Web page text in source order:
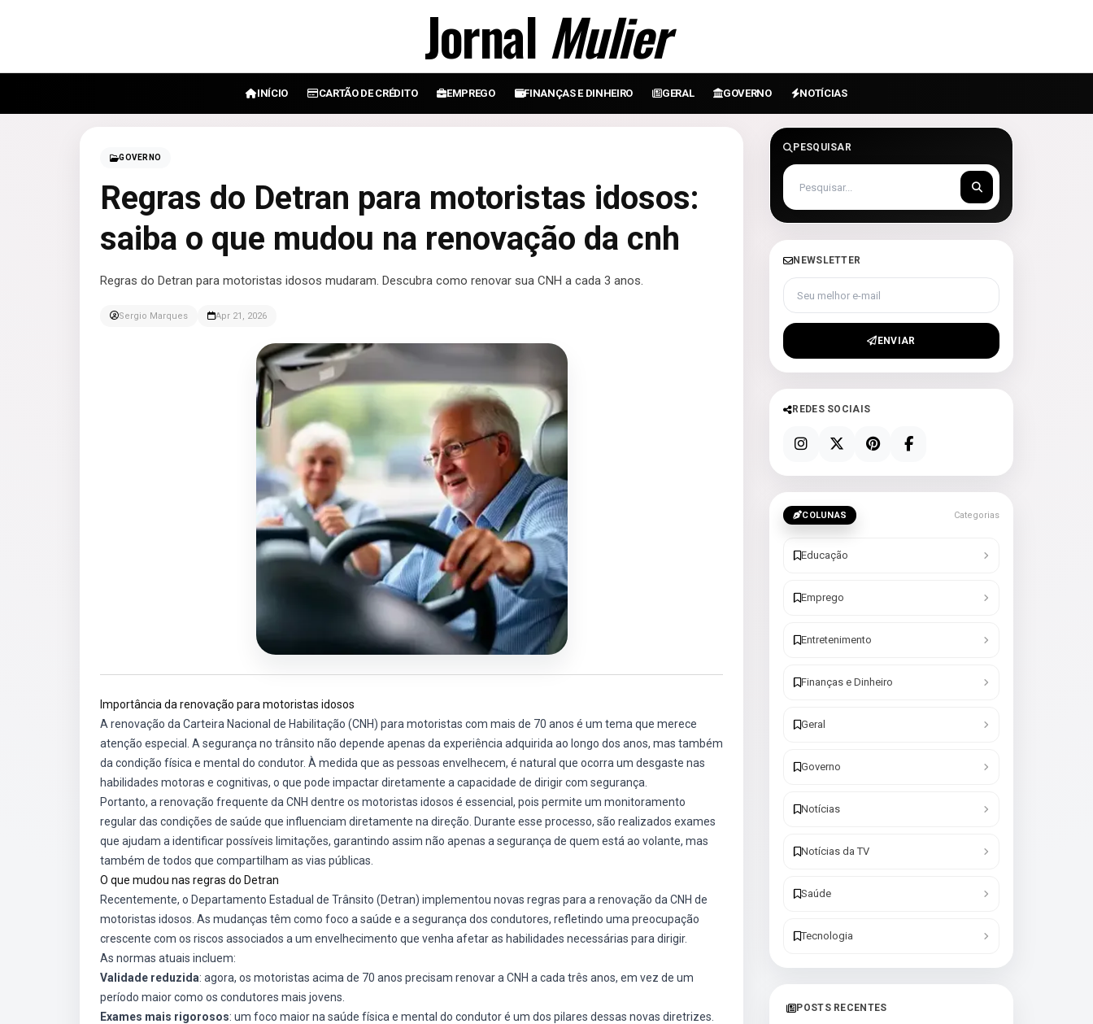
Jornal Mulier
INÍCIO CARTÃO DE CRÉDITO EMPREGO FINANÇAS E DINHEIRO GERAL GOVERNO NOTÍCIAS
GOVERNO
Regras do Detran para motoristas idosos:
saiba o que mudou na renovação da cnh
Regras do Detran para motoristas idosos mudaram. Descubra como renovar sua CNH a cada 3 anos.
Sergio Marques Apr 21, 2026
Importância da renovação para motoristas idosos
A renovação da Carteira Nacional de Habilitação (CNH) para motoristas com mais de 70 anos é um tema que merece
atenção especial. A segurança no trânsito não depende apenas da experiência adquirida ao longo dos anos, mas também
da condição física e mental do condutor. À medida que as pessoas envelhecem, é natural que ocorra um desgaste nas
habilidades motoras e cognitivas, o que pode impactar diretamente a capacidade de dirigir com segurança.
Portanto, a renovação frequente da CNH dentre os motoristas idosos é essencial, pois permite um monitoramento
regular das condições de saúde que influenciam diretamente na direção. Durante esse processo, são realizados exames
que ajudam a identificar possíveis limitações, garantindo assim não apenas a segurança de quem está ao volante, mas
também de todos que compartilham as vias públicas.
O que mudou nas regras do Detran
Recentemente, o Departamento Estadual de Trânsito (Detran) implementou novas regras para a renovação da CNH de
motoristas idosos. As mudanças têm como foco a saúde e a segurança dos condutores, refletindo uma preocupação
crescente com os riscos associados a um envelhecimento que venha afetar as habilidades necessárias para dirigir.
As normas atuais incluem:
Validade reduzida: agora, os motoristas acima de 70 anos precisam renovar a CNH a cada três anos, em vez de um
período maior como os condutores mais jovens.
Exames mais rigorosos: um foco maior na saúde física e mental do condutor é um dos pilares dessas novas diretrizes.
PESQUISAR
NEWSLETTER
Seu melhor e-mail
ENVIAR
REDES SOCIAIS
COLUNAS Categorias
Educação
Emprego
Entretenimento
Finanças e Dinheiro
Geral
Governo
Notícias
Notícias da TV
Saúde
Tecnologia
POSTS RECENTES